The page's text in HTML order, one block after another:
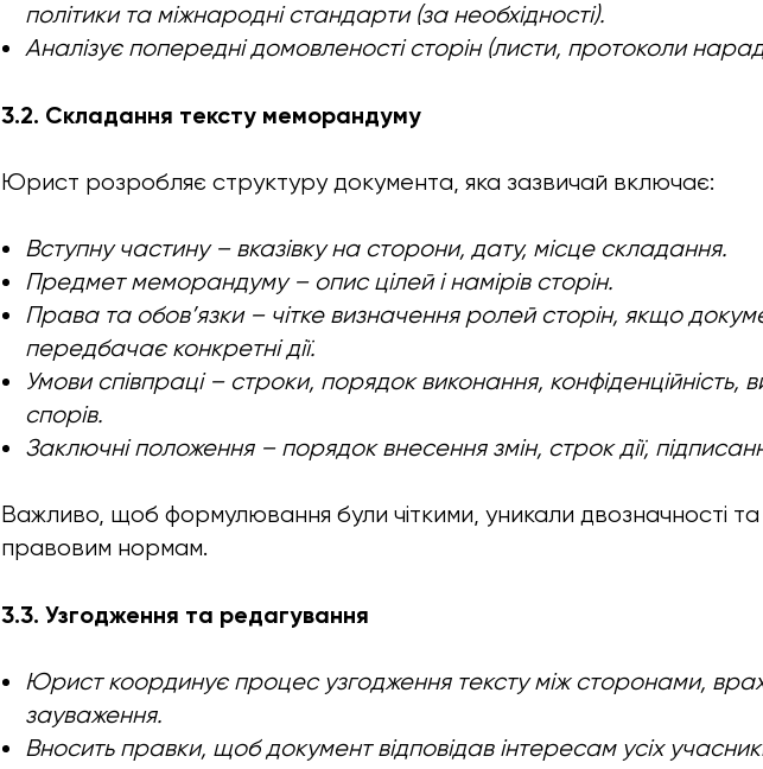
політики та міжнародні стандарти (за необхідності).
Аналізує попередні домовленості сторін (листи, протоколи
3.2. Складання тексту меморандуму
Юрист розробляє структуру документа, яка зазвичай включає:
Вступну частину – вказівку на сторони, дату, місце складання.
Предмет меморандуму – опис цілей і намірів сторін.
Права та обов’язки – чітке визначення ролей сторін, якщо
передбачає конкретні дії.
Умови співпраці – строки, порядок виконання, конфіденційність,
спорів.
Заключні положення – порядок внесення змін, строк дії,
Важливо, щоб формулювання були чіткими, уникали двозначності та
правовим нормам.
3.3. Узгодження та редагування
Юрист координує процес узгодження тексту між сторонами,
зауваження.
Вносить правки, щоб документ відповідав інтересам усіх